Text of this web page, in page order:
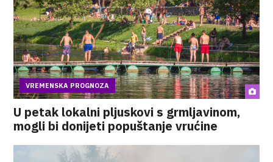
VREMENSKA PROGNOZA
U petak lokalni pljuskovi s grmljavinom,
mogli bi donijeti popuštanje vrućine